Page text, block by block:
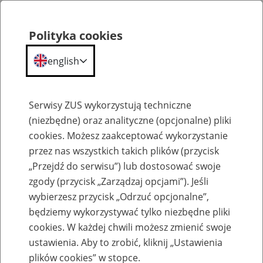
Komunikaty
Polityka cookies
english
Serwisy ZUS wykorzystują techniczne
(niezbędne) oraz analityczne (opcjonalne) pliki
cookies. Możesz zaakceptować wykorzystanie
przez nas wszystkich takich plików (przycisk
„Przejdź do serwisu”) lub dostosować swoje
zgody (przycisk „Zarządzaj opcjami”). Jeśli
wybierzesz przycisk „Odrzuć opcjonalne”,
będziemy wykorzystywać tylko niezbędne pliki
cookies. W każdej chwili możesz zmienić swoje
ustawienia. Aby to zrobić, kliknij „Ustawienia
plików cookies” w stopce.